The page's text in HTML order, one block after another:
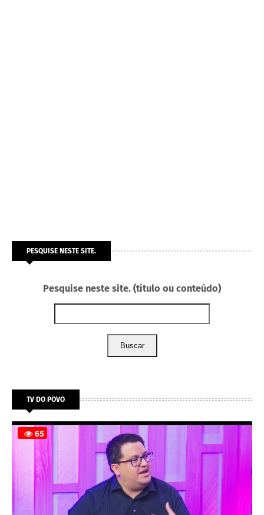
PESQUISE NESTE SITE.
Pesquise neste site. (título ou conteúdo)
Buscar
TV DO POVO